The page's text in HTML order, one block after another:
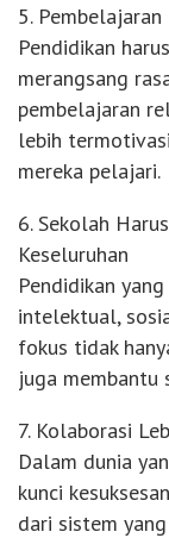
5.
Pendidikan
merangsang
pembelajaran
lebih
mereka pelajari.
6. Sekolah
Keseluruhan
Pendidikan
intelektual,
fokus tidak
juga membantu
7. Kolaborasi
Dalam dunia
kunci
dari sistem